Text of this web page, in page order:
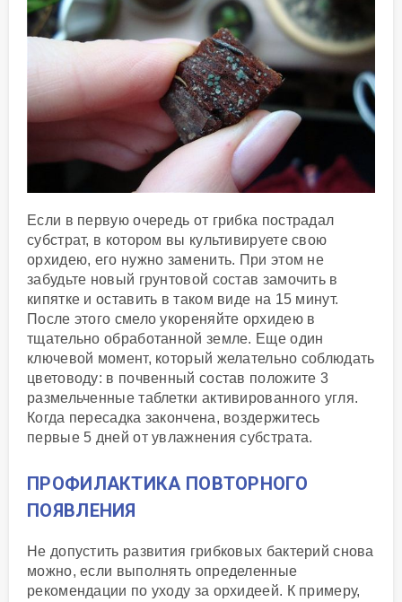
Если в первую очередь от грибка пострадал
субстрат, в котором вы культивируете свою
орхидею, его нужно заменить. При этом не
забудьте новый грунтовой состав замочить в
кипятке и оставить в таком виде на 15 минут.
После этого смело укореняйте орхидею в
тщательно обработанной земле. Еще один
ключевой момент, который желательно соблюдать
цветоводу: в почвенный состав положите 3
размельченные таблетки активированного угля.
Когда пересадка закончена, воздержитесь
первые 5 дней от увлажнения субстрата.
ПРОФИЛАКТИКА ПОВТОРНОГО
ПОЯВЛЕНИЯ
Не допустить развития грибковых бактерий снова
можно, если выполнять определенные
рекомендации по уходу за орхидеей. К примеру,